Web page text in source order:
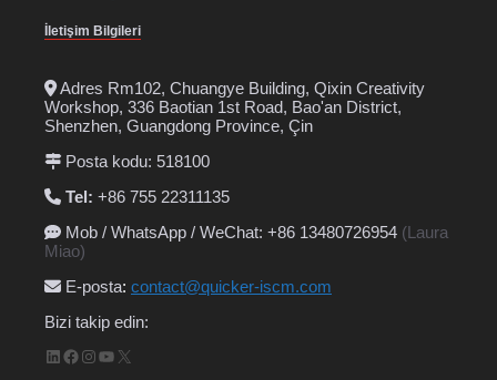
İletişim Bilgileri
Adres Rm102, Chuangye Building, Qixin Creativity
Workshop, 336 Baotian 1st Road, Bao'an District,
Shenzhen, Guangdong Province, Çin
Posta kodu: 518100
Tel: +86 755 22311135
Mob / WhatsApp / WeChat: +86 13480726954 (Laura
Miao)
E-posta: contact@quicker-iscm.com
Bizi takip edin:
LinkedIn
Facebook
Instagram
YouTube
X